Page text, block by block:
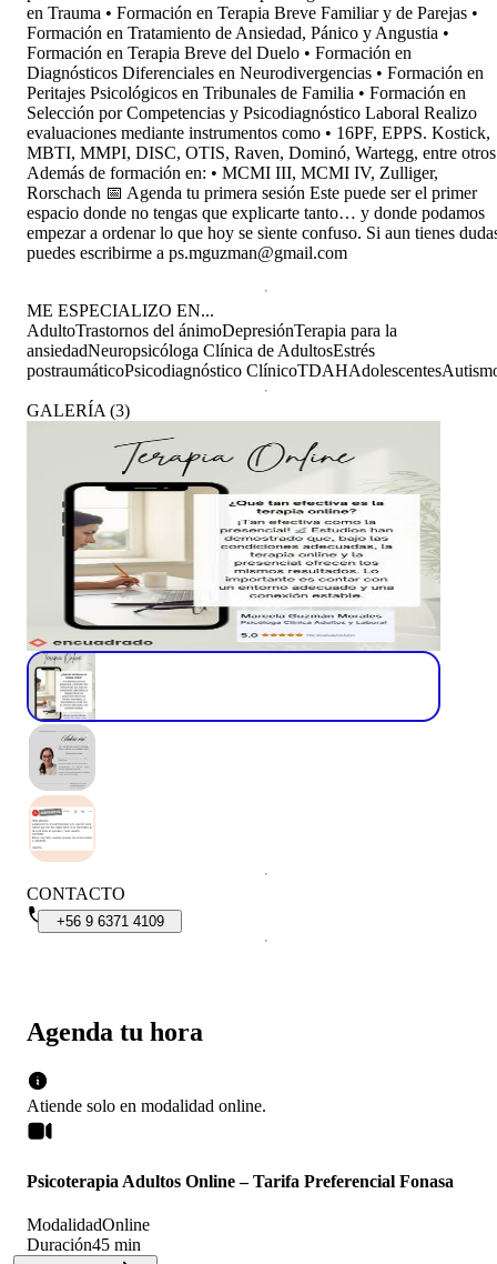
Agenda tu hora
Atiende solo en modalidad online.
Psicoterapia Adultos Online – Tarifa Preferencial Fonasa
ModalidadOnline
Duración45 min
en Trauma • Formación en Terapia Breve Familiar y de Parejas •
Formación en Tratamiento de Ansiedad, Pánico y Angustia •
Formación en Terapia Breve del Duelo • Formación en
Diagnósticos Diferenciales en Neurodivergencias • Formación en
Peritajes Psicológicos en Tribunales de Familia • Formación en
Selección por Competencias y Psicodiagnóstico Laboral Realizo
evaluaciones mediante instrumentos como • 16PF, EPPS. Kostick,
MBTI, MMPI, DISC, OTIS, Raven, Dominó, Wartegg, entre otros
Además de formación en: • MCMI III, MCMI IV, Zulliger,
Rorschach 📅 Agenda tu primera sesión Este puede ser el primer
espacio donde no tengas que explicarte tanto… y donde podamos
empezar a ordenar lo que hoy se siente confuso. Si aun tienes
puedes escribirme a ps.mguzman@gmail.com
ME ESPECIALIZO EN...
AdultoTrastornos del ánimoDepresiónTerapia para la
ansiedadNeuropsicóloga Clínica de AdultosEstrés
postraumáticoPsicodiagnóstico ClínicoTDAHAdolescentes
GALERÍA (3)
CONTACTO
+56 9 6371 4109